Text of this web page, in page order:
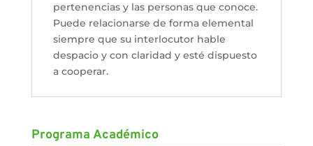
pertenencias y las personas que conoce.
Puede relacionarse de forma elemental
siempre que su interlocutor hable
despacio y con claridad y esté dispuesto
a cooperar.
Programa Académico